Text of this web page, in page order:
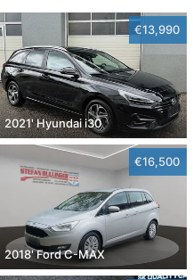
€13,990
2021' Hyundai i30
€16,500
2018' Ford C-MAX